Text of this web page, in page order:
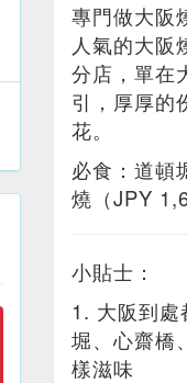
專門做大阪
人氣的大阪
分店，單在
引，厚厚的
花。
必食：道頓
燒（JPY
小貼士：
1. 大阪到
堀、心齋橋
樣滋味